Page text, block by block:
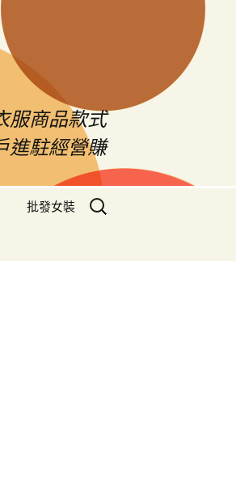
服商品款式
進駐經營賺
批發女裝
搜
尋